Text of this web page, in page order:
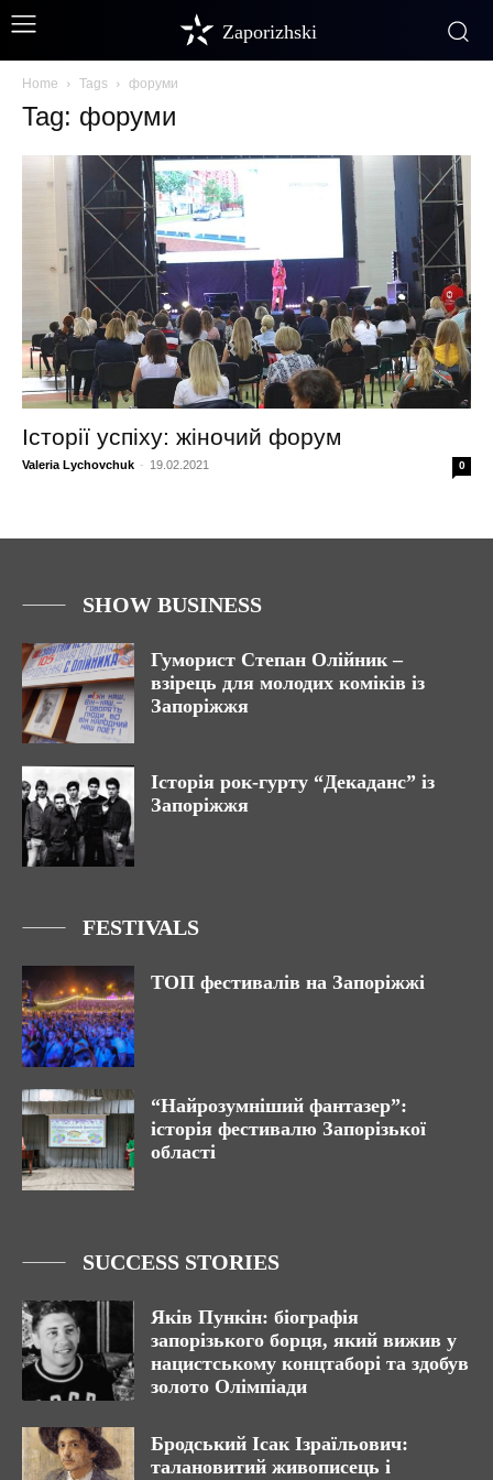
Zaporizhski
Home Tags форуми
Tag: форуми
Історії успіху: жіночий форум
Valeria Lychovchuk - 19.02.2021 0
SHOW BUSINESS
Гуморист Степан Олійник –
взірець для молодих коміків із
Запоріжжя
Історія рок-гурту “Декаданс” із
Запоріжжя
FESTIVALS
ТОП фестивалів на Запоріжжі
“Найрозумніший фантазер”:
історія фестивалю Запорізької
області
SUCCESS STORIES
Яків Пункін: біографія
запорізького борця, який вижив у
нацистському концтаборі та здобув
золото Олімпіади
Бродський Ісак Ізраїльович:
талановитий живописець і